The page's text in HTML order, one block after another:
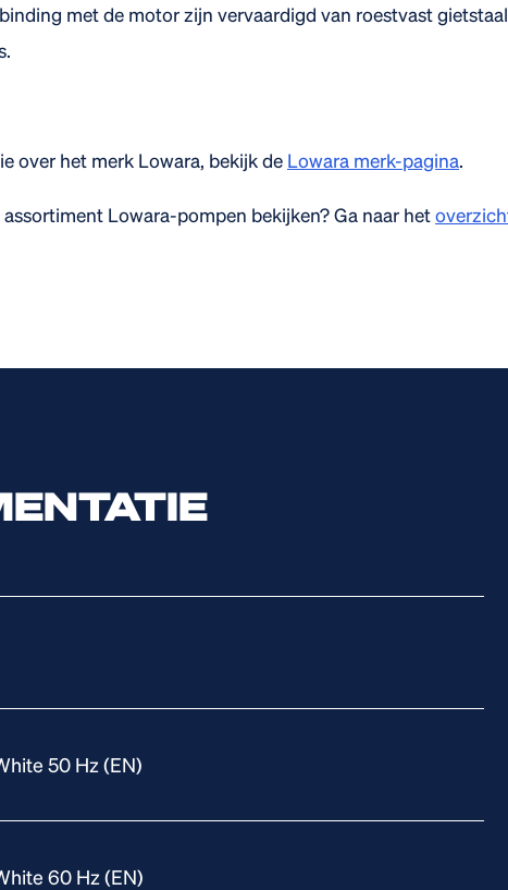
met de motor zijn vervaardigd van roestvast
over het merk Lowara, bekijk de Lowara merk-pagina.
Lowara-pompen bekijken? Ga naar het
50 Hz (EN)
60 Hz (EN)